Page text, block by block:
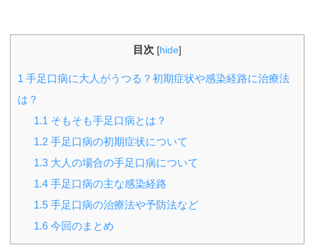
目次 [hide]
1 手足口病に大人がうつる？初期症状や感染経路に治療法
は？
1.1 そもそも手足口病とは？
1.2 手足口病の初期症状について
1.3 大人の場合の手足口病について
1.4 手足口病の主な感染経路
1.5 手足口病の治療法や予防法など
1.6 今回のまとめ